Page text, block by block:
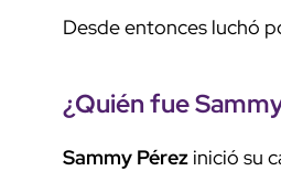
Desde entonces luchó
¿Quién fue
Sammy Pérez inició su